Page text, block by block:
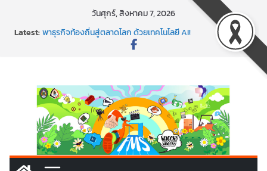
วันศุกร์, สิงหาคม 7, 2026
Latest:พาธุรกิจท้องถิ่นสู่ตลาดโลก ด้วยเทคโนโลยี AI!
SMEs ยุคนี้ ถ้าไม่ใช้ AI ถือว่าพลาดมาก!
พร้อมลุยแล้ว! ปักหมุดโรดแมป AI อัปสกิลธุรกิจให้พุ่งทะยาน